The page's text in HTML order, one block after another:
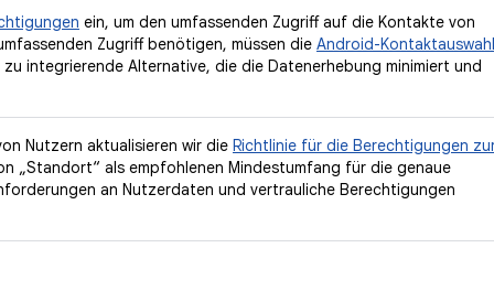
ein, um den umfassenden Zugriff auf die Kontakte von
Zugriff benötigen, müssen die Android-Kontaktauswahl
integrierende Alternative, die die Datenerhebung minimiert und
Nutzern aktualisieren wir die Richtlinie für die Berechtigungen
„Standort“ als empfohlenen Mindestumfang für die genaue
an Nutzerdaten und vertrauliche Berechtigungen